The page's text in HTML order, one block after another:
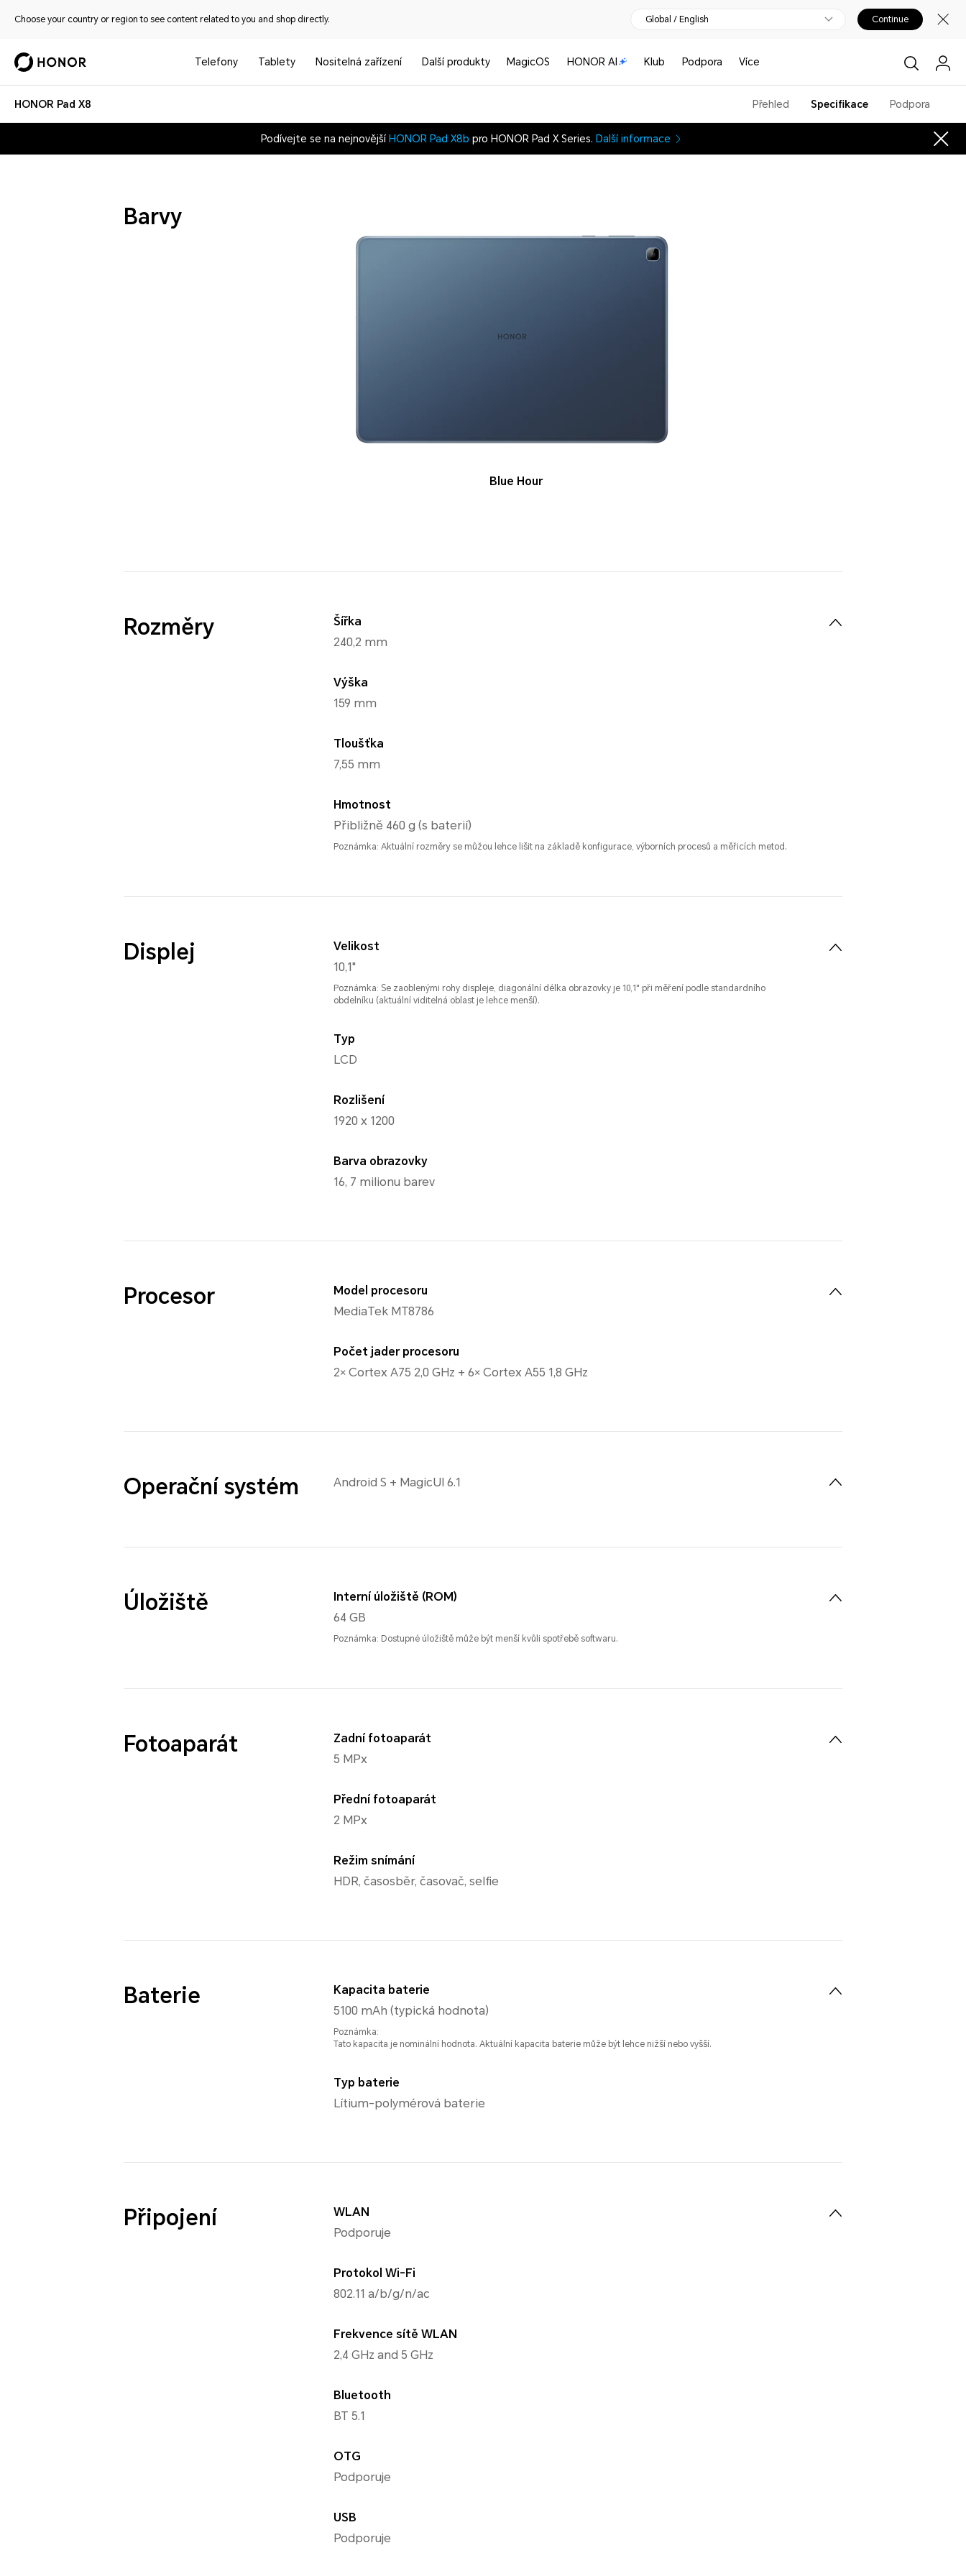
Choose your country or region to see content related to you and shop directly. Global / English Continue
Telefony Tablety Nositelná zařízení Další produkty MagicOS HONOR AI Klub Podpora Více
HONOR Pad X8 Přehled Specifikace Podpora
Podívejte se na nejnovější HONOR Pad X8b pro HONOR Pad X Series. Další informace
Barvy
Blue Hour
Rozměry
Šířka
240,2 mm
Výška
159 mm
Tloušťka
7,55 mm
Hmotnost
Přibližně 460 g (s baterií)
Poznámka: Aktuální rozměry se můžou lehce lišit na základě konfigurace, výborních procesů a měřicích metod.
Displej
Velikost
10,1"
Poznámka: Se zaoblenými rohy displeje, diagonální délka obrazovky je 10,1" při měření podle standardního
obdelníku (aktuální viditelná oblast je lehce menší).
Typ
LCD
Rozlišení
1920 x 1200
Barva obrazovky
16, 7 milionu barev
Procesor
Model procesoru
MediaTek MT8786
Počet jader procesoru
2× Cortex A75 2,0 GHz + 6× Cortex A55 1,8 GHz
Operační systém Android S + MagicUI 6.1
Úložiště
Interní úložiště (ROM)
64 GB
Poznámka: Dostupné úložiště může být menší kvůli spotřebě softwaru.
Fotoaparát
Zadní fotoaparát
5 MPx
Přední fotoaparát
2 MPx
Režim snímání
HDR, časosběr, časovač, selfie
Baterie
Kapacita baterie
5100 mAh (typická hodnota)
Poznámka:
Tato kapacita je nominální hodnota. Aktuální kapacita baterie může být lehce nižší nebo vyšší.
Typ baterie
Lítium-polymérová baterie
Připojení
WLAN
Podporuje
Protokol Wi-Fi
802.11 a/b/g/n/ac
Frekvence sítě WLAN
2,4 GHz and 5 GHz
Bluetooth
BT 5.1
OTG
Podporuje
USB
Podporuje